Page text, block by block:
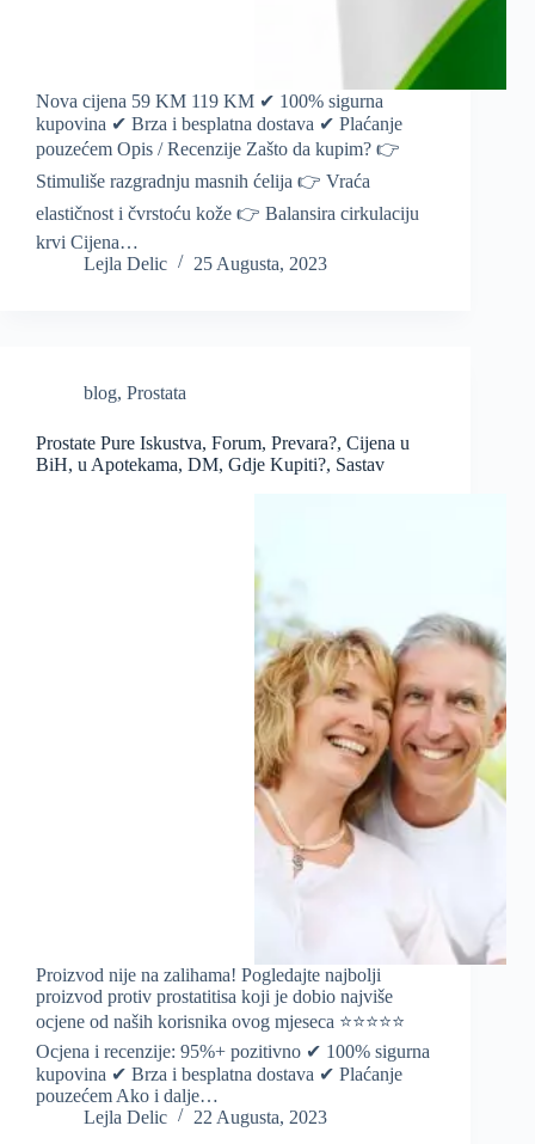
Nova cijena 59 KM 119 KM ✔ 100% sigurna
kupovina ✔ Brza i besplatna dostava ✔ Plaćanje
pouzećem Opis / Recenzije Zašto da kupim? 👉
Stimuliše razgradnju masnih ćelija 👉 Vraća
elastičnost i čvrstoću kože 👉 Balansira cirkulaciju
krvi Cijena…
Lejla Delic
25 Augusta, 2023
blog, Prostata
Prostate Pure Iskustva, Forum, Prevara?, Cijena u
BiH, u Apotekama, DM, Gdje Kupiti?, Sastav
Proizvod nije na zalihama! Pogledajte najbolji
proizvod protiv prostatitisa koji je dobio najviše
ocjene od naših korisnika ovog mjeseca ⭐️⭐️⭐️⭐️⭐️
Ocjena i recenzije: 95%+ pozitivno ✔ 100% sigurna
kupovina ✔ Brza i besplatna dostava ✔ Plaćanje
pouzećem Ako i dalje…
Lejla Delic
22 Augusta, 2023